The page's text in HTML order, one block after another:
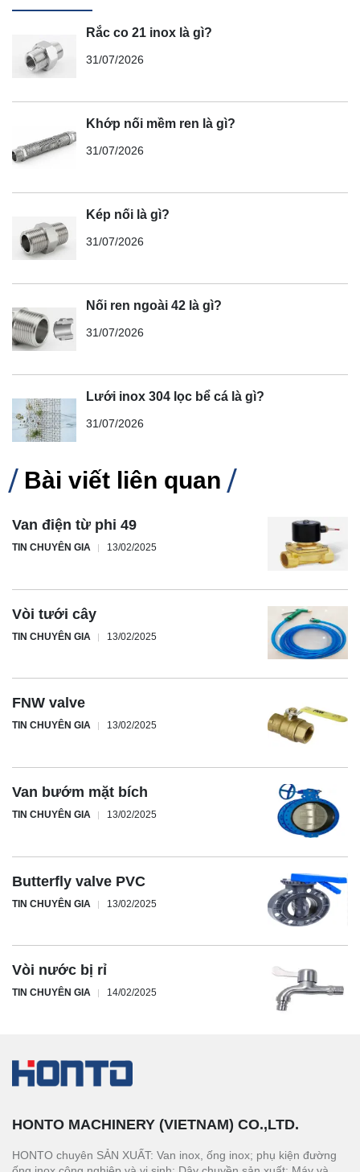
Rắc co 21 inox là gì?
31/07/2026
Khớp nối mềm ren là gì?
31/07/2026
Kép nối là gì?
31/07/2026
Nối ren ngoài 42 là gì?
31/07/2026
Lưới inox 304 lọc bể cá là gì?
31/07/2026
Bài viết liên quan
Van điện từ phi 49
TIN CHUYÊN GIA 13/02/2025
Vòi tưới cây
TIN CHUYÊN GIA 13/02/2025
FNW valve
TIN CHUYÊN GIA 13/02/2025
Van bướm mặt bích
TIN CHUYÊN GIA 13/02/2025
Butterfly valve PVC
TIN CHUYÊN GIA 13/02/2025
Vòi nước bị rỉ
TIN CHUYÊN GIA 14/02/2025
HONTO MACHINERY (VIETNAM) CO.,LTD.
HONTO chuyên SẢN XUẤT: Van inox, ống inox; phụ kiện đường